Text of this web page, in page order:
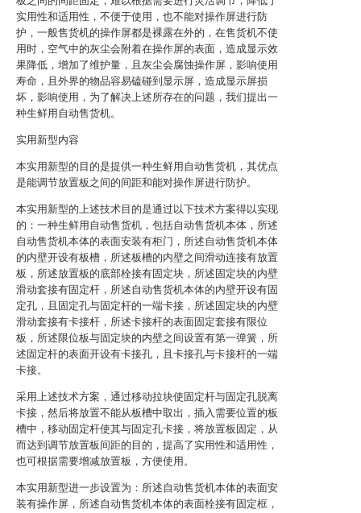
实用性和适用性，不便于使用，也不能对操作屏进行防
护，一般售货机的操作屏都是裸露在外的，在售货机不使
用时，空气中的灰尘会附着在操作屏的表面，造成显示效
果降低，增加了维护量，且灰尘会腐蚀操作屏，影响使用
寿命，且外界的物品容易磕碰到显示屏，造成显示屏损
坏，影响使用，为了解决上述所存在的问题，我们提出一
种生鲜用自动售货机。
实用新型内容
本实用新型的目的是提供一种生鲜用自动售货机，其优点
是能调节放置板之间的间距和能对操作屏进行防护。
本实用新型的上述技术目的是通过以下技术方案得以实现
的：一种生鲜用自动售货机，包括自动售货机本体，所述
自动售货机本体的表面安装有柜门，所述自动售货机本体
的内壁开设有板槽，所述板槽的内壁之间滑动连接有放置
板，所述放置板的底部栓接有固定块，所述固定块的内壁
滑动套接有固定杆，所述自动售货机本体的内壁开设有固
定孔，且固定孔与固定杆的一端卡接，所述固定块的内壁
滑动套接有卡接杆，所述卡接杆的表面固定套接有限位
板，所述限位板与固定块的内壁之间设置有第一弹簧，所
述固定杆的表面开设有卡接孔，且卡接孔与卡接杆的一端
卡接。
采用上述技术方案，通过移动拉块使固定杆与固定孔脱离
卡接，然后将放置不能从板槽中取出，插入需要位置的板
槽中，移动固定杆使其与固定孔卡接，将放置板固定，从
而达到调节放置板间距的目的，提高了实用性和适用性，
也可根据需要增减放置板，方便使用。
本实用新型进一步设置为：所述自动售货机本体的表面安
装有操作屏，所述自动售货机本体的表面栓接有固定框，